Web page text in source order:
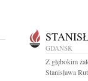
GDAŃSK
Z głębokim
Stanisława